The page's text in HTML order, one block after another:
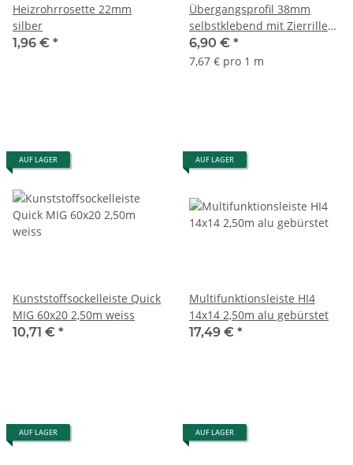
Heizrohrrosette 22mm
silber
1,96 € *
Übergangsprofil 38mm
selbstklebend mit Zierrillen
Aluminium eloxiert
edelstahl 90 cm
6,90 € *
7,67 € pro 1 m
AUF LAGER
Kunststoffsockelleiste Quick
MIG 60x20 2,50m weiss
10,71 € *
AUF LAGER
Multifunktionsleiste HI4
14x14 2,50m alu gebürstet
17,49 € *
AUF LAGER AUF LAGER